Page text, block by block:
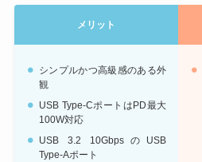
メリット
シンプルかつ高級感のある外
観
USB Type-CポートはPD最大
100W対応
USB 3.2 10GbpsのUSB
Type-Aポート